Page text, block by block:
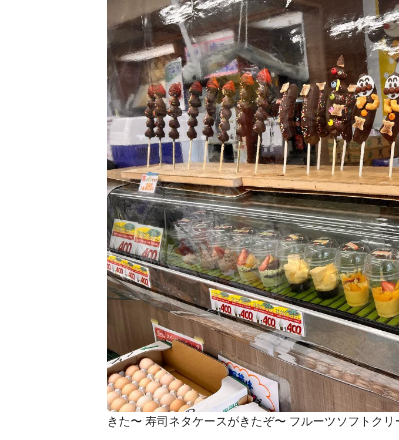
きた〜 寿司ネタケースがきたぞ〜 フルーツソフトク